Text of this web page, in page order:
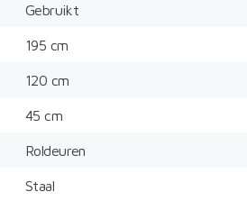
Gebruikt
195 cm
120 cm
45 cm
Roldeuren
Staal